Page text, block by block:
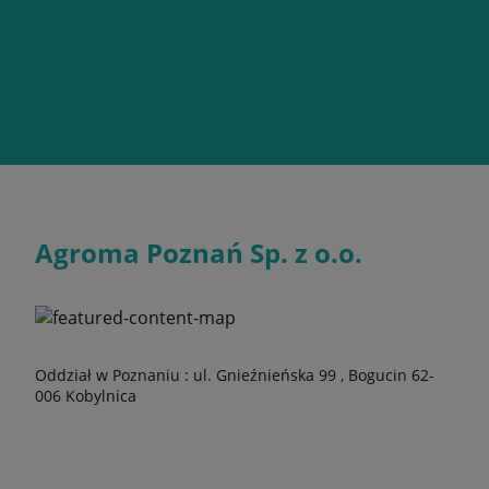
Agroma Poznań Sp. z o.o.
Oddział w Poznaniu : ul. Gnieźnieńska 99 , Bogucin 62-
006 Kobylnica